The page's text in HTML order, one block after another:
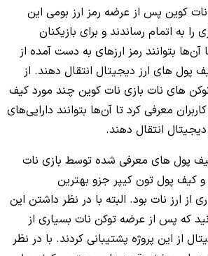
کوین پس از عرضه رمز ارز بومی این
را به اتمام رساندند و برای بازیکنان
آن‌ها بتوانند رمز ارزهای به دست آمده از
پول های ارز دیجیتال انتقال دهند. از
های نات بازی نات کوین چند مورد کیف
معرفی کرد تا آن‌ها بتوانند دارایی‌های
انتقال دهند.
پول های معرفی شده توسط بازی نات
و کیف پول تون کیپر جزو بهترین
از ارز نات بود. البته با در نظر داشتن این
که پس از عرضه توکن نات بسیاری از
از این پروژه پشتیبانی کردند. با در نظر